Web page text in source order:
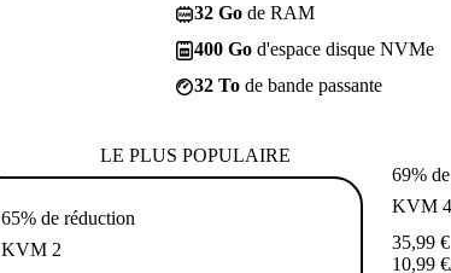
32 Go de RAM
400 Go d'espace disque NVMe
32 To de bande passante
LE PLUS POPULAIRE
65% de réduction
KVM 2
69%
KVM 4
35,99 €
10,99 €